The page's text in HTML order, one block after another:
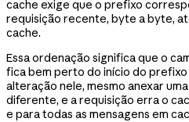
cache exige que o prefixo
requisição recente, byte a byte,
cache.
Essa ordenação significa que o
fica bem perto do início do prefixo
alteração nele, mesmo anexar
diferente, e a requisição erra o
e para todas as mensagens em